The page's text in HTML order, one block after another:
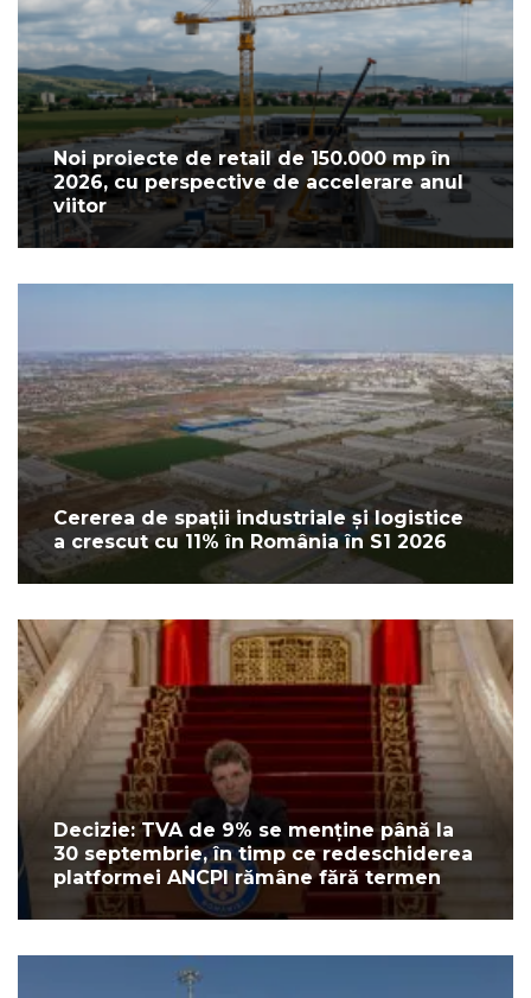
Noi proiecte de retail de 150.000 mp în
2026, cu perspective de accelerare anul
viitor
Cererea de spații industriale și logistice
a crescut cu 11% în România în S1 2026
Decizie: TVA de 9% se menține până la
30 septembrie, în timp ce redeschiderea
platformei ANCPI rămâne fără termen